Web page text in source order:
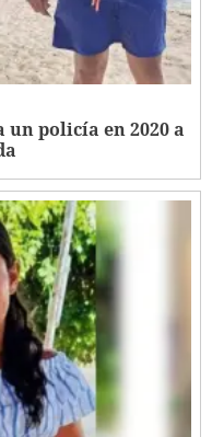
policía en 2020 a